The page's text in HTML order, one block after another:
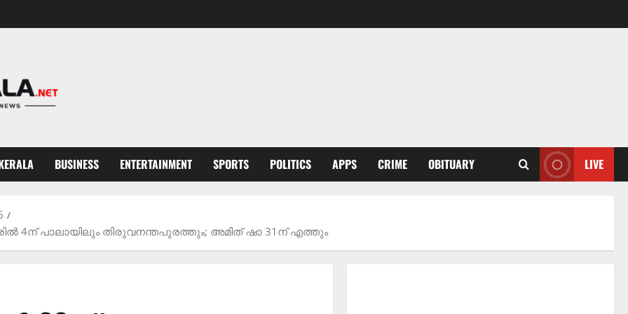
BUSINESS ENTERTAINMENT SPORTS POLITICS APPS CRIME OBITUARY LIVE
4ന് പാലായിലും തിരുവനന്തപുരത്തും; അമിത് ഷാ 31ന് എത്തും